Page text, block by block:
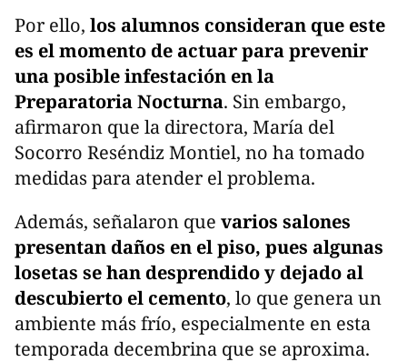
Por ello, los alumnos consideran que este
es el momento de actuar para prevenir
una posible infestación en la
Preparatoria Nocturna. Sin embargo,
afirmaron que la directora, María del
Socorro Reséndiz Montiel, no ha tomado
medidas para atender el problema.
Además, señalaron que varios salones
presentan daños en el piso, pues algunas
losetas se han desprendido y dejado al
descubierto el cemento, lo que genera un
ambiente más frío, especialmente en esta
temporada decembrina que se aproxima.